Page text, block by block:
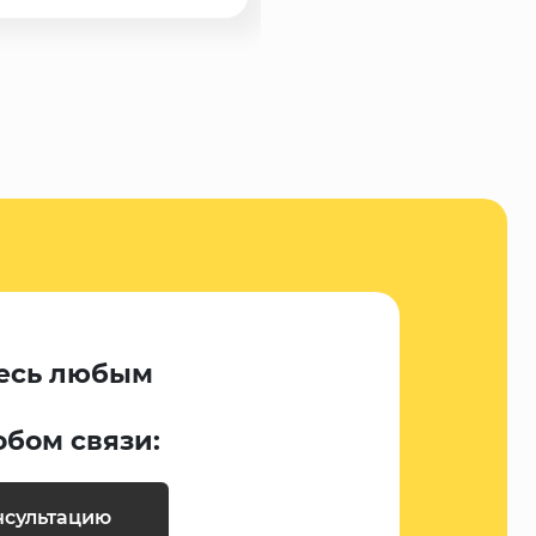
любым
связи: